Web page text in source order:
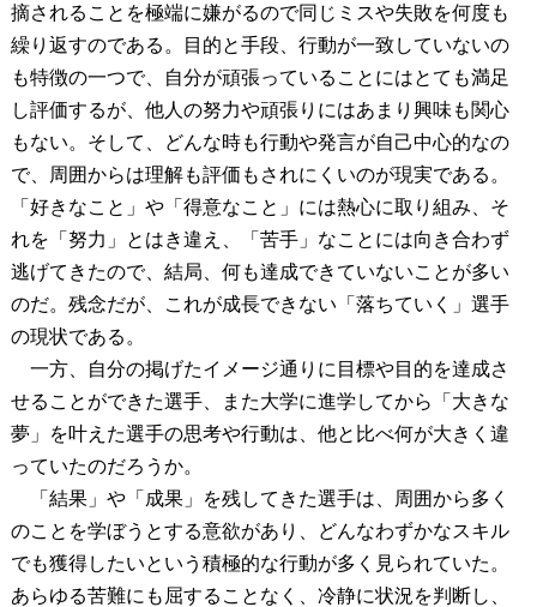
摘されることを極端に嫌がるので同じミスや失敗を何度も
繰り返すのである。目的と手段、行動が一致していないの
も特徴の一つで、自分が頑張っていることにはとても満足
し評価するが、他人の努力や頑張りにはあまり興味も関心
もない。そして、どんな時も行動や発言が自己中心的なの
で、周囲からは理解も評価もされにくいのが現実である。
「好きなこと」や「得意なこと」には熱心に取り組み、そ
れを「努力」とはき違え、「苦手」なことには向き合わず
逃げてきたので、結局、何も達成できていないことが多い
のだ。残念だが、これが成長できない「落ちていく」選手
の現状である。
一方、自分の掲げたイメージ通りに目標や目的を達成さ
せることができた選手、また大学に進学してから「大きな
夢」を叶えた選手の思考や行動は、他と比べ何が大きく違
っていたのだろうか。
「結果」や「成果」を残してきた選手は、周囲から多く
のことを学ぼうとする意欲があり、どんなわずかなスキル
でも獲得したいという積極的な行動が多く見られていた。
あらゆる苦難にも屈することなく、冷静に状況を判断し、